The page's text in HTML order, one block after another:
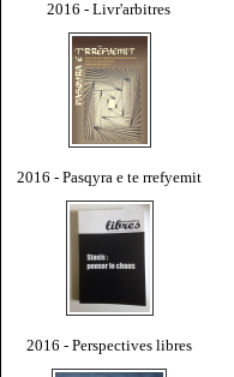
2016 - Livr'arbitres
2016 - Pasqyra e te rrefyemit
2016 - Perspectives libres